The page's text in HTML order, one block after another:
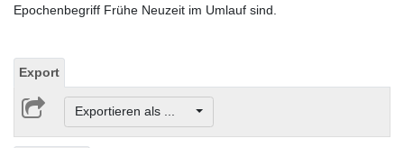
Epochenbegriff Frühe Neuzeit im Umlauf sind.
Export
Exportieren als ...